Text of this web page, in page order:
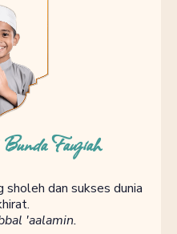
Fauziah
sholeh dan sukses dunia
'aalamin.